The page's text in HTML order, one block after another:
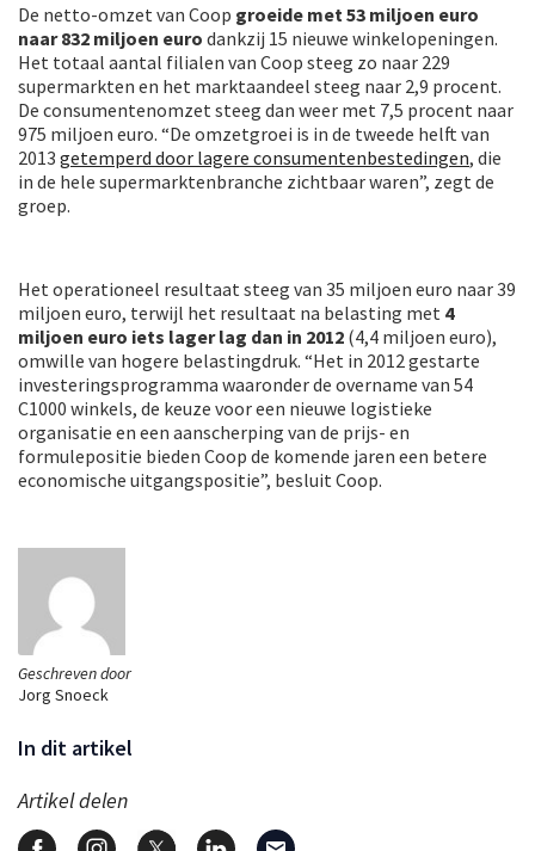
Geschreven door
Jorg Snoeck
In dit artikel
Artikel delen
De netto-omzet van Coop groeide met 53 miljoen euro
naar 832 miljoen euro dankzij 15 nieuwe winkelopeningen.
Het totaal aantal filialen van Coop steeg zo naar 229
supermarkten en het marktaandeel steeg naar 2,9 procent.
De consumentenomzet steeg dan weer met 7,5 procent naar
975 miljoen euro. “De omzetgroei is in de tweede helft van
2013 getemperd door lagere consumentenbestedingen, die
in de hele supermarktenbranche zichtbaar waren”, zegt de
groep.
Het operationeel resultaat steeg van 35 miljoen euro naar 39
miljoen euro, terwijl het resultaat na belasting met 4
miljoen euro iets lager lag dan in 2012 (4,4 miljoen euro),
omwille van hogere belastingdruk. “Het in 2012 gestarte
investeringsprogramma waaronder de overname van 54
C1000 winkels, de keuze voor een nieuwe logistieke
organisatie en een aanscherping van de prijs- en
formulepositie bieden Coop de komende jaren een betere
economische uitgangspositie”, besluit Coop.